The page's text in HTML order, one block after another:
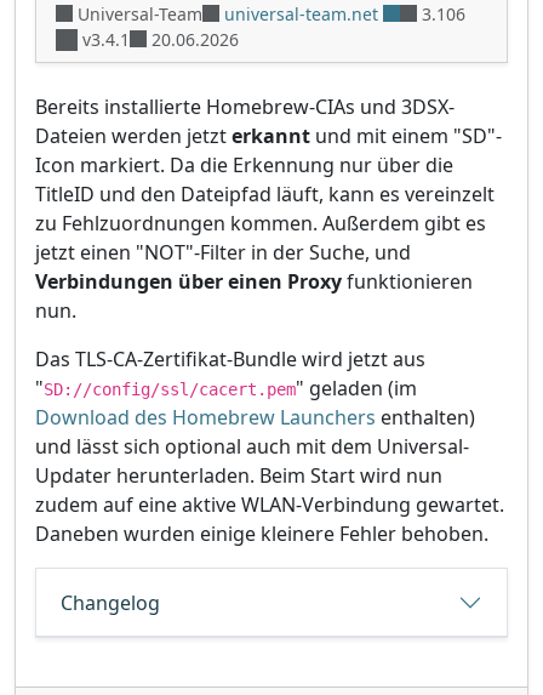
Universal-Team universal-team.net
3.106
v3.4.1
20.06.2026
Bereits installierte Homebrew-CIAs und 3DSX-
Dateien werden jetzterkannt und mit einem "SD"-
Icon markiert. Da die Erkennung nur über die
TitleID und den Dateipfad läuft, kann es vereinzelt
zu Fehlzuordnungen kommen. Außerdem gibt es
jetzt einen "NOT"-Filter in der Suche, und
Verbindungen über einen Proxyfunktionieren
nun.
Das TLS-CA-Zertifikat-Bundle wird jetzt aus
"SD://config/ssl/cacert.pem" geladen (im
Download des Homebrew Launchers enthalten)
und lässt sich optional auch mit dem Universal-
Updater herunterladen. Beim Start wird nun
zudem auf eine aktive WLAN-Verbindung gewartet.
Daneben wurden einige kleinere Fehler behoben.
Changelog